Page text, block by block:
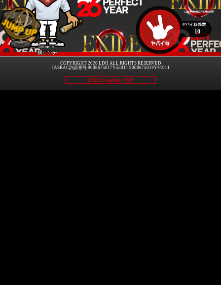
橘ケンチ
10
COPYRIGHT 2026 LDH ALL RIGHTS RESERVED
JASRAC許諾番号 9008675017Y55011 9008675014Y41011
EXILE mobile TOP